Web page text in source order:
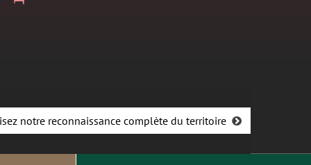
notre reconnaissance complète du territoire